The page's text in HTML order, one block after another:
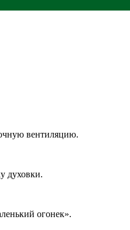
вентиляцию.
духовки.
огонек».